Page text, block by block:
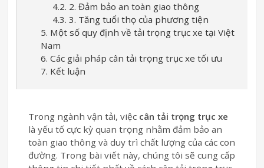
4.2. 2. Đảm bảo an toàn giao thông
4.3. 3. Tăng tuổi thọ của phương tiện
5. Một số quy định về tải trọng trục xe tại Việt
Nam
6. Các giải pháp cân tải trọng trục xe tối ưu
7. Kết luận
Trong ngành vận tải, việc cân tải trọng trục xe
là yếu tố cực kỳ quan trọng nhằm đảm bảo an
toàn giao thông và duy trì chất lượng của các con
đường. Trong bài viết này, chúng tôi sẽ cung cấp